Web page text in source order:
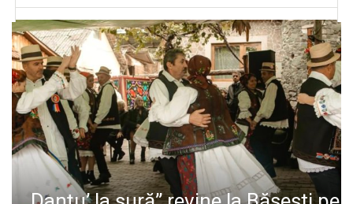
SANATATE
SPORT
SPECIAL
POLITIC
LIFE